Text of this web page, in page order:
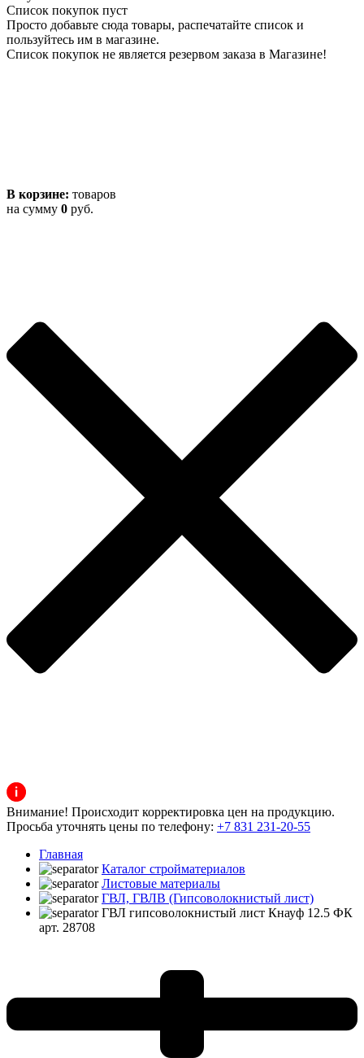
Список покупок пуст
Просто добавьте сюда товары, распечатайте список и
пользуйтесь им в магазине.
Список покупок не является резервом заказа в Магазине!
В корзине: товаров
на сумму 0 руб.
Внимание! Происходит корректировка цен на продукцию.
Просьба уточнять цены по телефону: +7 831 231-20-55
Главная
Каталог стройматериалов
Листовые материалы
ГВЛ, ГВЛВ (Гипсоволокнистый лист)
ГВЛ гипсоволокнистый лист Кнауф 12.5 ФК
арт. 28708